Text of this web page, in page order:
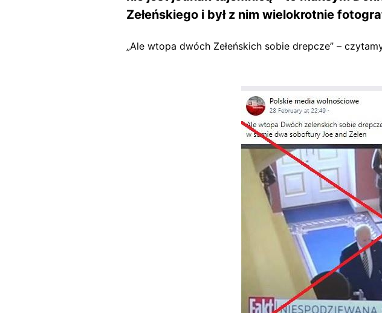
Zełeńskiego i był z nim wielokrotnie
„Ale wtopa dwóch Zełeńskich sobie drepcze” –